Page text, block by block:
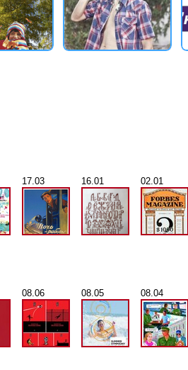
17.03 16.01 02.01
08.06 08.05 08.04